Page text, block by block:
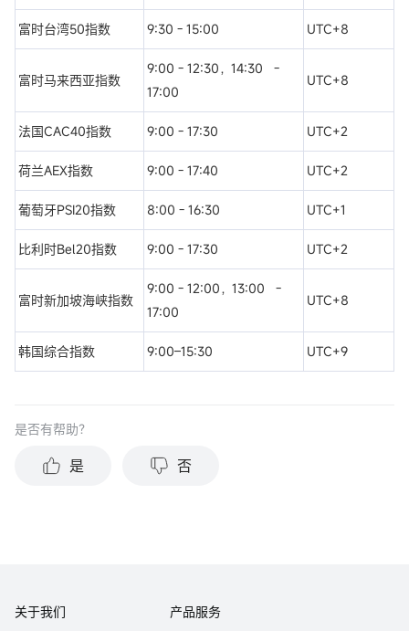
富时台湾50指数 9:30 - 15:00 UTC+8
富时马来西亚指数
9:00 - 12:30，14:30 -
17:00
UTC+8
法国CAC40指数 9:00 - 17:30 UTC+2
荷兰AEX指数 9:00 - 17:40 UTC+2
葡萄牙PSI20指数 8:00 - 16:30 UTC+1
比利时Bel20指数 9:00 - 17:30 UTC+2
富时新加坡海峡指数
9:00 - 12:00，13:00 -
17:00
UTC+8
韩国综合指数 9:00–15:30 UTC+9
是否有帮助？
是 否
关于我们
产品服务